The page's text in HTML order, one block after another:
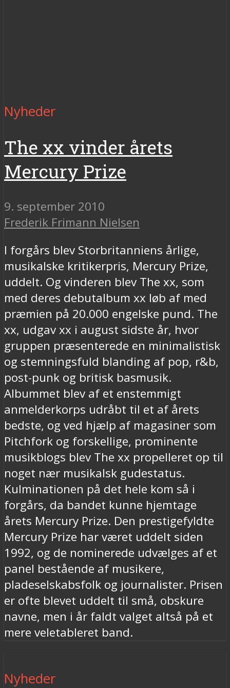
Nyheder
The xx vinder årets
Mercury Prize
9. september 2010
Frederik Frimann Nielsen
I forgårs blev Storbritanniens årlige,
musikalske kritikerpris, Mercury Prize,
uddelt. Og vinderen blev The xx, som
med deres debutalbum xx løb af med
præmien på 20.000 engelske pund. The
xx, udgav xx i august sidste år, hvor
gruppen præsenterede en minimalistisk
og stemningsfuld blanding af pop, r&b,
post-punk og britisk basmusik.
Albummet blev af et enstemmigt
anmelderkorps udråbt til et af årets
bedste, og ved hjælp af magasiner som
Pitchfork og forskellige, prominente
musikblogs blev The xx propelleret op til
noget nær musikalsk gudestatus.
Kulminationen på det hele kom så i
forgårs, da bandet kunne hjemtage
årets Mercury Prize. Den prestigefyldte
Mercury Prize har været uddelt siden
1992, og de nominerede udvælges af et
panel bestående af musikere,
pladeselskabsfolk og journalister. Prisen
er ofte blevet uddelt til små, obskure
navne, men i år faldt valget altså på et
mere veletableret band.
Nyheder